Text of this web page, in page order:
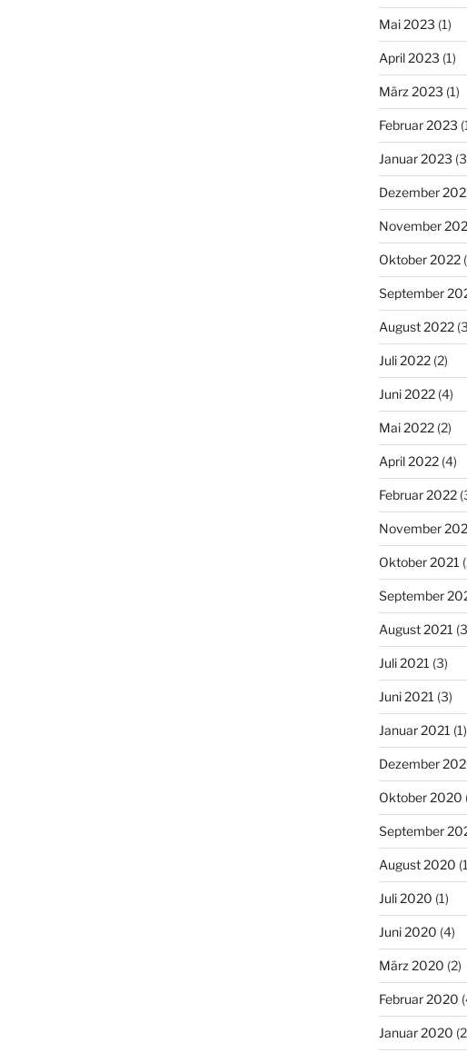
Mai 2023 (1)
April 2023 (1)
März 2023 (1)
Februar 2023
Januar 2023
Dezember
November
Oktober 2022
September
August 2022
Juli 2022(2)
Juni 2022(4)
Mai 2022(2)
April 2022(4)
Februar 2022
November
Oktober 2021
September
August 2021
Juli 2021 (3)
Juni 2021 (3)
Januar 2021 (1)
Dezember
Oktober 2020
September
August 2020
Juli 2020 (1)
Juni 2020 (4)
März 2020 (2)
Februar 2020
Januar 2020